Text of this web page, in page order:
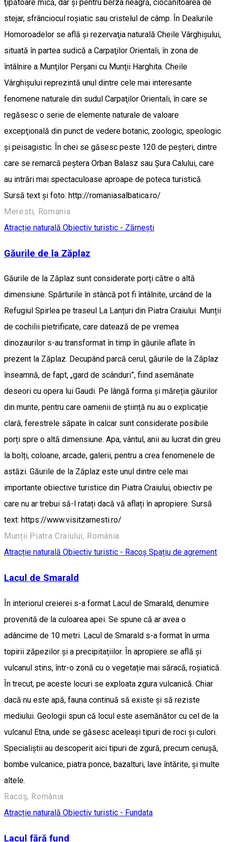
ţipătoare mică, dar și pentru berza neagră, ciocănitoarea de
stejar, sfrânciocul roşiatic sau cristelul de câmp. În Dealurile
Homoroadelor se află şi rezervaţia naturală Cheile Vârghișului,
situată în partea sudică a Carpaţilor Orientali, în zona de
întâlnire a Munţilor Perşani cu Munţii Harghita. Cheile
Vârghişului reprezintă unul dintre cele mai interesante
fenomene naturale din sudul Carpaţilor Orientali, în care se
regăsesc o serie de elemente naturale de valoare
excepţională din punct de vedere botanic, zoologic, speologic
și peisagistic. În chei se găsesc peste 120 de peșteri, dintre
care se remarcă peștera Orban Balasz sau Șura Calului, care
au intrări mai spectaculoase aproape de poteca turistică.
Sursă text și foto: http://romaniasalbatica.ro/
Meresti, Romania
Atracție naturală Obiectiv turistic - Zărnești
Găurile de la Zăplaz
Găurile de la Zăplaz sunt considerate porți către o altă
dimensiune. Spărturile în stâncă pot fi întâlnite, urcând de la
Refugiul Spirlea pe traseul La Lanțuri din Piatra Craiului. Munții
de cochilii pietrificate, care datează de pe vremea
dinozaurilor s-au transformat în timp în găurile aflate în
prezent la Zăplaz. Decupând parcă cerul, găurile de la Zăplaz
înseamnă, de fapt, „gard de scânduri”, fiind asemănate
deseori cu opera lui Gaudi. Pe lângă forma și măreția găurilor
din munte, pentru care oamenii de știință nu au o explicație
clară, ferestrele săpate în calcar sunt considerate posibile
porți spre o altă dimensiune. Apa, vântul, anii au lucrat din greu
la bolți, coloane, arcade, galerii, pentru a crea fenomenele de
astăzi. Găurile de la Zăplaz este unul dintre cele mai
importante obiective turistice din Piatra Craiului, obiectiv pe
care nu ar trebui să-l ratați dacă vă aflați în apropiere. Sursă
text: https://www.visitzarnesti.ro/
Munții Piatra Craiului, România
Atracție naturală Obiectiv turistic - Racoș Spațiu de agrement
Lacul de Smarald
În interiorul creierei s-a format Lacul de Smarald, denumire
provenită de la culoarea apei. Se spune că ar avea o
adâncime de 10 metri. Lacul de Smarald s-a format în urma
topirii zăpezilor și a precipitațiilor. În apropiere se află și
vulcanul stins, într-o zonă cu o vegetație mai săracă, roșiatică.
În trecut, pe aceste locuri se exploata zgura vulcanică. Chiar
dacă nu este apă, fauna continuă să existe și să reziste
mediului. Geologii spun că locul este asemănător cu cel de la
vulcanul Etna, unde se găsesc aceleași tipuri de roci și culori.
Specialiștii au descoperit aici tipuri de zgură, precum cenușă,
bombe vulcanice, piatra ponce, bazalturi, lave întărite, și multe
altele.
Racoș, România
Atracție naturală Obiectiv turistic - Fundata
Lacul fără fund